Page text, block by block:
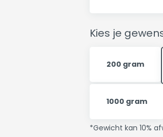
Kies je
200 gram
1000 gram
*Gewicht kan 10%